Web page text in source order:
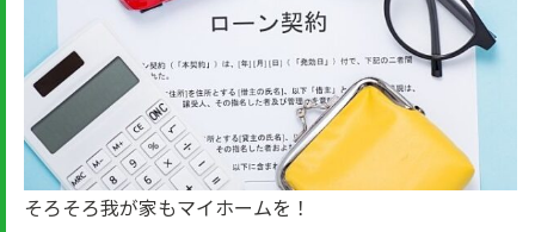
そろそろ我が家もマイホームを！